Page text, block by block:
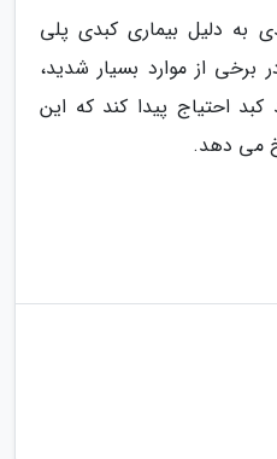
دلیل بیماری کبدی پلی
از موارد بسیار شدید،
احتیاج پیدا کند که این
می دهد.